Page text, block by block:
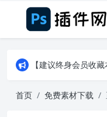
【建议终身会员收藏本站点（按
【建议终身会员收藏本站点（按
首页 免费素材下载